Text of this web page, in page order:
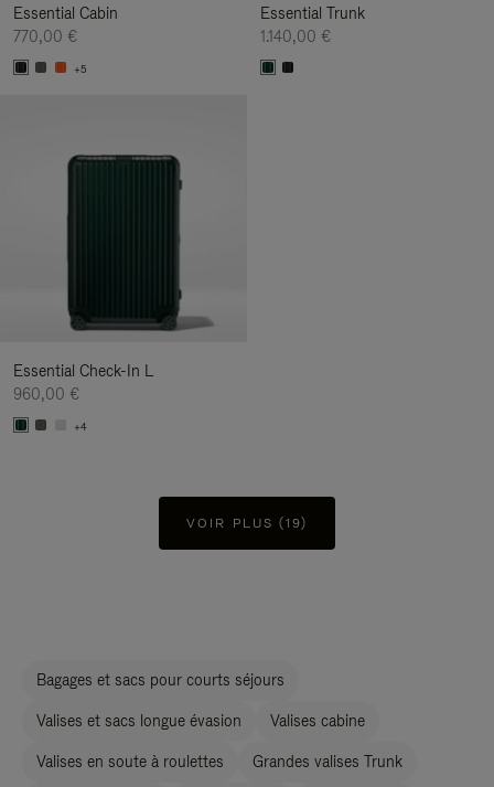
Essential Cabin
770,00 €
+5
Essential Trunk
1.140,00 €
Essential Check-In L
960,00 €
+4
VOIR PLUS (19)
Bagages et sacs pour courts séjours
Valises et sacs longue évasion Valises cabine
Valises en soute à roulettes Grandes valises Trunk